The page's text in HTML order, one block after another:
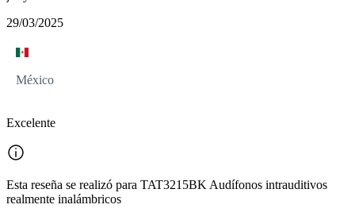
29/03/2025
México
Excelente
Esta reseña se realizó para TAT3215BK Audífonos intrauditivos
realmente inalámbricos